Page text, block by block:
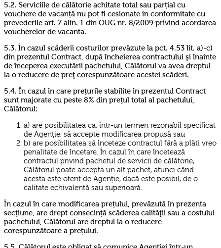
5.2. Serviciile de călătorie achitate total sau parțial cu
vouchere de vacanță nu pot fi cesionate in conformitate cu
prevederile art. 7 alin. 1 din OUG nr. 8/2009 privind acordarea
voucherelor de vacanta.
5.3. În cazul scăderii costurilor prevăzute la pct. 4.53 lit. a)-c)
din prezentul Contract, după încheierea contractului şi înainte
de începerea executării pachetului, Călătorul va avea dreptul
la o reducere de preţ corespunzătoare acestei scăderi.
5.4. În cazul în care prețurile stabilite în prezentul Contract
sunt majorate cu peste 8% din prețul total al pachetului,
Călătorul:
a) are posibilitatea ca, într-un termen rezonabil specificat
de Agenţie, să accepte modificarea propusă sau
b) are posibilitatea să înceteze contractul fără a plăti vreo
penalitate de încetare. În cazul în care încetează
contractul privind pachetul de servicii de călătorie,
Călătorul poate accepta un alt pachet, atunci când
acesta este oferit de Agenție, dacă este posibil, de o
calitate echivalentă sau superioară.
În cazul în care modificarea prețului, prevăzută în prezenta
secțiune, are drept consecință scăderea calităţii sau a costului
pachetului, Călătorul are dreptul la o reducere
corespunzătoare a prețului.